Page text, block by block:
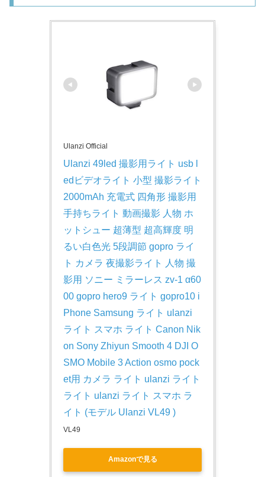
Ulanzi Official
Ulanzi 49led 撮影用ライト usb l
edビデオライト 小型 撮影ライト
2000mAh 充電式 四角形 撮影用
手持ちライト 動画撮影 人物 ホ
ットシュー 超薄型 超高輝度 明
るい白色光 5段調節 gopro ライ
ト カメラ 夜撮影ライト 人物 撮
影用 ソニー ミラーレス zv-1 α60
00 gopro hero9 ライト gopro10 i
Phone Samsung ライト ulanzi
ライト スマホ ライト Canon Nik
on Sony Zhiyun Smooth 4 DJI O
SMO Mobile 3 Action osmo pock
et用 カメラ ライト ulanzi ライト
ライト ulanzi ライト スマホ ラ
イト (モデル Ulanzi VL49 )
VL49
Amazonで見る